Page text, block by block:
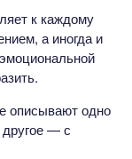
к каждому
а иногда и
описывают одно
другое — с